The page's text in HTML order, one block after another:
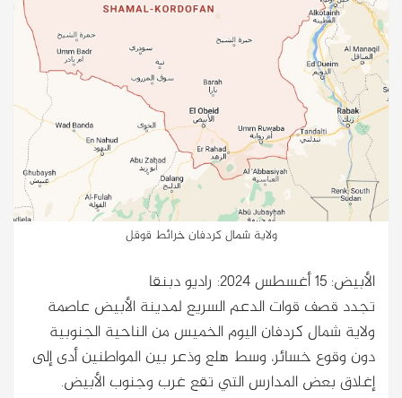
ولاية شمال كردفان خرائط قوقل
الأبيض: 15 أغسطس 2024: راديو دبنقا
تجدد قصف قوات الدعم السريع لمدينة الأبيض عاصمة
ولاية شمال كردفان اليوم الخميس من الناحية الجنوبية
دون وقوع خسائر، وسط هلع وذعر بين المواطنين أدى إلى
إغلاق بعض المدارس التي تقع غرب وجنوب الأبيض.